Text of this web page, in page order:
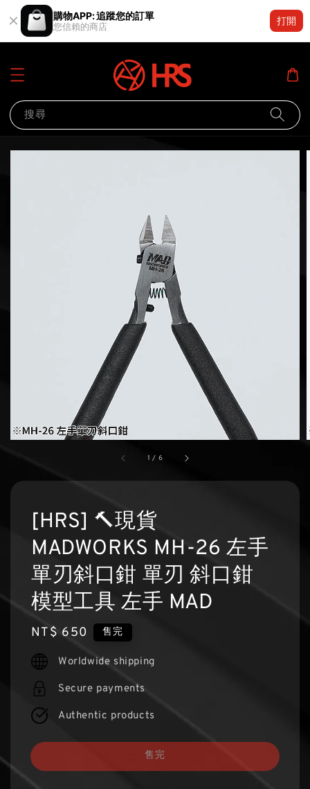
購物APP: 追蹤您的訂單
您信賴的商店
打開
搜尋
1 / 6
[HRS] 🔨現貨
MADWORKS MH-26 左手
單刃斜口鉗 單刃 斜口鉗
模型工具 左手 MAD
Regular
price
NT$ 650 售完
Worldwide shipping
Secure payments
Authentic products
售完